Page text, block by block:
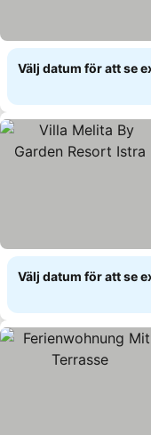
Välj datum för att se
Välj datum för att se